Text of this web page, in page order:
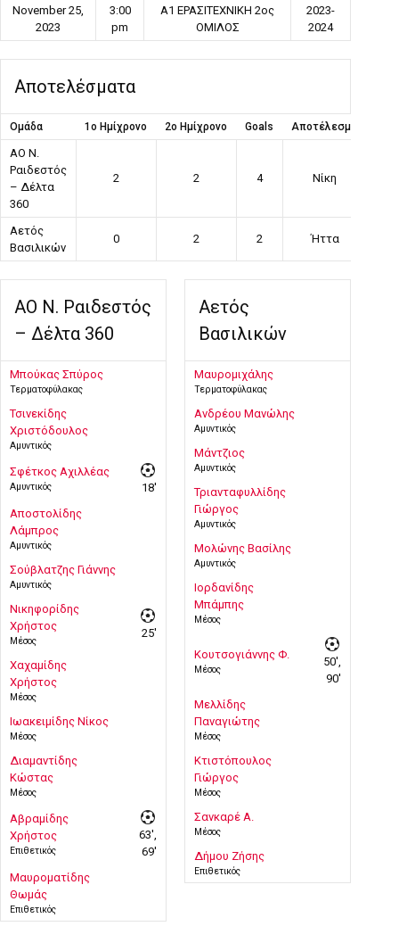
November 25,
2023
3:00
pm
Α1 ΕΡΑΣΙΤΕΧΝΙΚΗ 2ος
ΟΜΙΛΟΣ
2023-
2024
Αποτελέσματα
Ομάδα 1ο Ημίχρονο 2ο Ημίχρονο Goals Αποτέλεσμα
ΑΟ Ν.
Ραιδεστός
– Δέλτα
360
2 2 4 Νίκη
Αετός
Βασιλικών
0 2 2 Ήττα
ΑΟ Ν. Ραιδεστός
– Δέλτα 360
Μπούκας Σπύρος
Τερματοφύλακας
Τσινεκίδης
Χριστόδουλος
Αμυντικός
Σφέτκος Αχιλλέας
Αμυντικός
18'
Αποστολίδης
Λάμπρος
Αμυντικός
Σούβλατζης Γιάννης
Αμυντικός
Νικηφορίδης
Χρήστος
Μέσος
25'
Χαχαμίδης
Χρήστος
Μέσος
Ιωακειμίδης Νίκος
Μέσος
Διαμαντίδης
Κώστας
Μέσος
Αβραμίδης
Χρήστος
Επιθετικός
63',
69'
Μαυροματίδης
Θωμάς
Επιθετικός
Αετός
Βασιλικών
Μαυρομιχάλης
Τερματοφύλακας
Ανδρέου Μανώλης
Αμυντικός
Μάντζιος
Αμυντικός
Τριανταφυλλίδης
Γιώργος
Αμυντικός
Μολώνης Βασίλης
Αμυντικός
Ιορδανίδης
Μπάμπης
Μέσος
Κουτσογιάννης Φ.
Μέσος
50',
90'
Μελλίδης
Παναγιώτης
Μέσος
Κτιστόπουλος
Γιώργος
Μέσος
Σανκαρέ Α.
Μέσος
Δήμου Ζήσης
Επιθετικός